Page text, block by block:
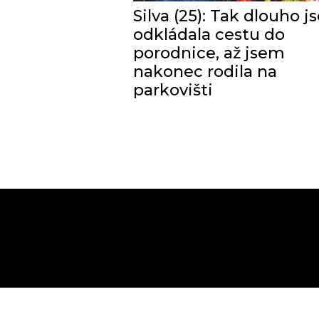
Silva (25): Tak dlouho
odkládala cestu do
porodnice, až jsem
nakonec rodila na
parkovišti